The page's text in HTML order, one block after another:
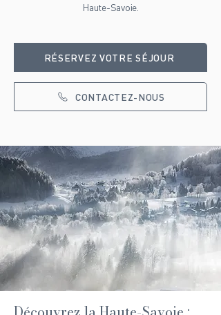
Haute-Savoie.
RÉSERVEZ VOTRE SÉJOUR
CONTACTEZ-NOUS